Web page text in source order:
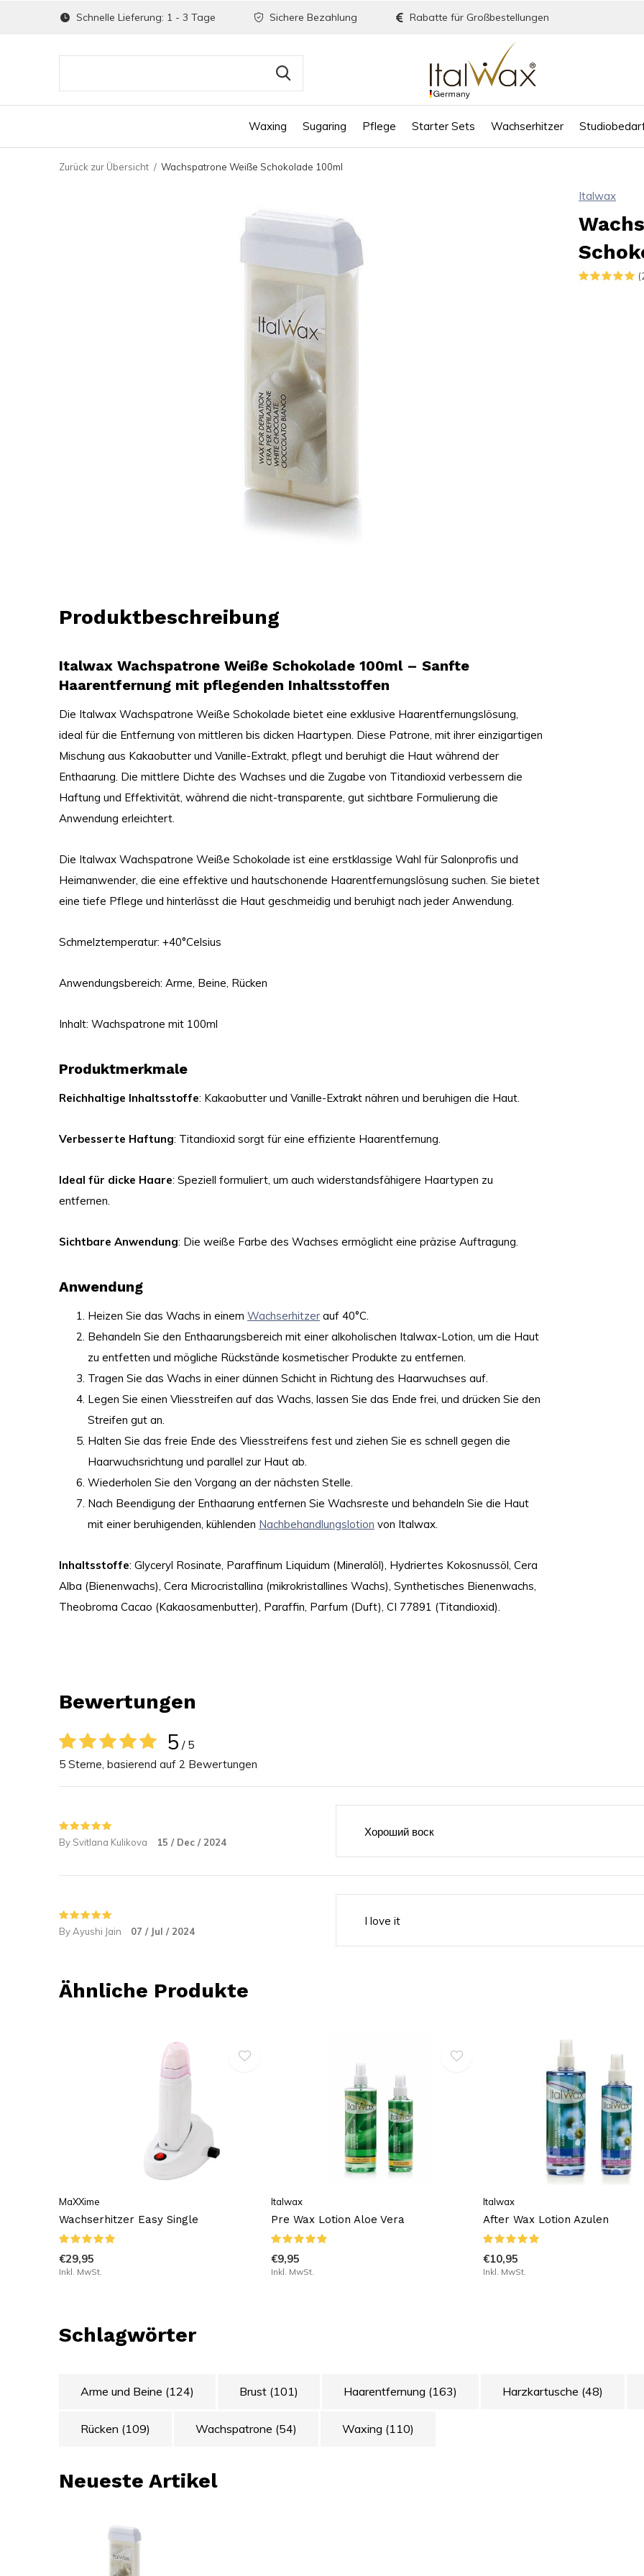
Waxing Sugaring Pflege Starter Sets Wachserhitzer
Schnelle Lieferung: 1 - 3 Tage Sichere Bezahlung Rabatte für Großbestellungen
Zurück zur Übersicht Wachspatrone Weiße Schokolade 100ml
Italwax
Produktbeschreibung
Italwax Wachspatrone Weiße Schokolade 100ml – Sanfte
Haarentfernung mit pflegenden Inhaltsstoffen
Die Italwax Wachspatrone Weiße Schokolade bietet eine exklusive Haarentfernungslösung,
ideal für die Entfernung von mittleren bis dicken Haartypen. Diese Patrone, mit ihrer einzigartigen
Mischung aus Kakaobutter und Vanille-Extrakt, pflegt und beruhigt die Haut während der
Enthaarung. Die mittlere Dichte des Wachses und die Zugabe von Titandioxid verbessern die
Haftung und Effektivität, während die nicht-transparente, gut sichtbare Formulierung die
Anwendung erleichtert.
Die Italwax Wachspatrone Weiße Schokolade ist eine erstklassige Wahl für Salonprofis und
Heimanwender, die eine effektive und hautschonende Haarentfernungslösung suchen. Sie bietet
eine tiefe Pflege und hinterlässt die Haut geschmeidig und beruhigt nach jeder Anwendung.
Schmelztemperatur: +40°Celsius
Anwendungsbereich: Arme, Beine, Rücken
Inhalt: Wachspatrone mit 100ml
Produktmerkmale
Reichhaltige Inhaltsstoffe: Kakaobutter und Vanille-Extrakt nähren und beruhigen die Haut.
Verbesserte Haftung: Titandioxid sorgt für eine effiziente Haarentfernung.
Ideal für dicke Haare: Speziell formuliert, um auch widerstandsfähigere Haartypen zu
entfernen.
Sichtbare Anwendung: Die weiße Farbe des Wachses ermöglicht eine präzise Auftragung.
Anwendung
Heizen Sie das Wachs in einem Wachserhitzer auf 40°C.
Behandeln Sie den Enthaarungsbereich mit einer alkoholischen Italwax-Lotion, um die Haut
zu entfetten und mögliche Rückstände kosmetischer Produkte zu entfernen.
Tragen Sie das Wachs in einer dünnen Schicht in Richtung des Haarwuchses auf.
Legen Sie einen Vliesstreifen auf das Wachs, lassen Sie das Ende frei, und drücken Sie den
Streifen gut an.
Halten Sie das freie Ende des Vliesstreifens fest und ziehen Sie es schnell gegen die
Haarwuchsrichtung und parallel zur Haut ab.
Wiederholen Sie den Vorgang an der nächsten Stelle.
Nach Beendigung der Enthaarung entfernen Sie Wachsreste und behandeln Sie die Haut
mit einer beruhigenden, kühlenden Nachbehandlungslotion von Italwax.
Inhaltsstoffe: Glyceryl Rosinate, Paraffinum Liquidum (Mineralöl), Hydriertes Kokosnussöl, Cera
Alba (Bienenwachs), Cera Microcristallina (mikrokristallines Wachs), Synthetisches Bienenwachs,
Theobroma Cacao (Kakaosamenbutter), Paraffin, Parfum (Duft), CI 77891 (Titandioxid).
Bewertungen
5 / 5
5 Sterne, basierend auf 2 Bewertungen
By Svitlana Kulikova 15 / Dec / 2024
Хороший воск
By Ayushi Jain 07 / Jul / 2024
I love it
Ähnliche Produkte
MaXXime
Wachserhitzer Easy Single
€29,95
Inkl. MwSt.
Italwax
Pre Wax Lotion Aloe Vera
€9,95
Inkl. MwSt.
Italwax
After Wax Lotion Azulen
€10,95
Inkl. MwSt.
Schlagwörter
Arme und Beine (124) Brust (101) Haarentfernung (163) Harzkartusche (48)
Rücken (109) Wachspatrone (54) Waxing (110)
Neueste Artikel